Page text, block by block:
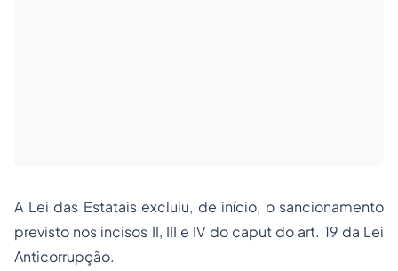
A Lei das Estatais excluiu, de início, o sancionamento
previsto nos incisos II, III e IV do caput do art. 19 da Lei
Anticorrupção.